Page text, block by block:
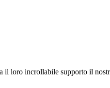
il loro incrollabile supporto il